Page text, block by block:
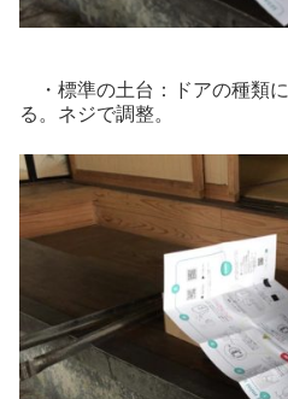
・標準の土台：ドアの種類
る。ネジで調整。